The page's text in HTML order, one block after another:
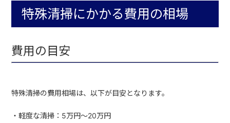
特殊清掃にかかる費用の相場
費用の目安
特殊清掃の費用相場は、以下が目安となります。
・軽度な清掃：5万円〜20万円